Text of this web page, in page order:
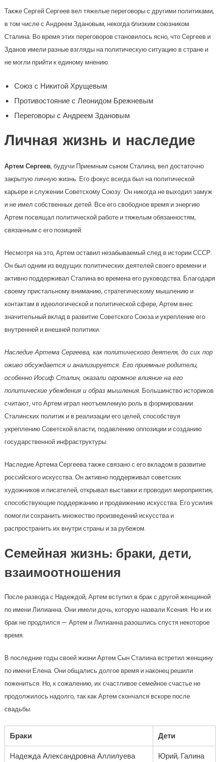
Также Сергей Сергеев вел тяжелые переговоры с другими политиками,
в том числе с Андреем Здановым, некогда близким союзником
Сталина. Во время этих переговоров становилось ясно, что Сергеев и
Зданов имели разные взгляды на политическую ситуацию в стране и
не могли прийти к единому мнению.
Союз с Никитой Хрущевым
Противостояние с Леонидом Брежневым
Переговоры с Андреем Здановым
Личная жизнь и наследие
Артем Сергеев, будучи Приемным сыном Сталина, вел достаточно
закрытую личную жизнь. Его фокус всегда был на политической
карьере и служении Советскому Союзу. Он никогда не выходил замуж
и не имел собственных детей. Все его свободное время и энергию
Артем посвящал политической работе и тяжелым обязанностям,
связанным с его позицией.
Несмотря на это, Артем оставил незабываемый след в истории СССР.
Он был одним из ведущих политических деятелей своего времени и
активно поддерживал Сталина во времена его руководства. Благодаря
своему пристальному вниманию, стратегическому мышлению и
контактам в идеологической и политической сфере, Артем внес
значительный вклад в развитие Советского Союза и укрепление его
внутренней и внешней политики.
Наследие Артема Сергеева, как политического деятеля, до сих пор
оживо обсуждается и анализируется. Его приемные родители,
особенно Иосиф Сталин, оказали огромное влияние на его
политические убеждения и образ мышления. Большинство историков
считают, что Артем играл неотъемлемую роль в формировании
Сталинских политик и в реализации его целей, способствуя
укреплению Советской власти, подавлению оппозиции и созданию
государственной инфраструктуры.
Наследие Артема Сергеева также связано с его вкладом в развитие
российского искусства. Он активно поддерживал советских
художников и писателей, открывал выставки и проводил мероприятия,
способствующие поддержанию и продвижению искусства. Его усилия
помогли сохранить множество произведений искусства и
распространить их внутри страны и за рубежом.
Семейная жизнь: браки, дети,
взаимоотношения
После развода с Надеждой, Артем вступил в брак с другой женщиной
по имени Лилианна. Они имели дочь, которую назвали Ксения. Но и их
брак не продлился — Артем и Лилианна разошлись спустя некоторое
время.
В последние годы своей жизни Артем Сын Сталина встретил женщину
по имени Елена. Они общались долгое время и наконец решили
пожениться. Но, к сожалению, их счастливое семейное счастье не
продолжилось надолго, так как Артем скончался вскоре после
свадьбы.
Браки
Дети
Надежда Александровна Аллилуева
Юрий, Галина